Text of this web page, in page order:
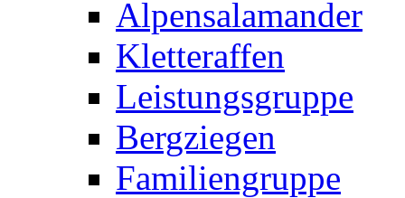
Alpensalamander
Kletteraffen
Leistungsgruppe
Bergziegen
Familiengruppe